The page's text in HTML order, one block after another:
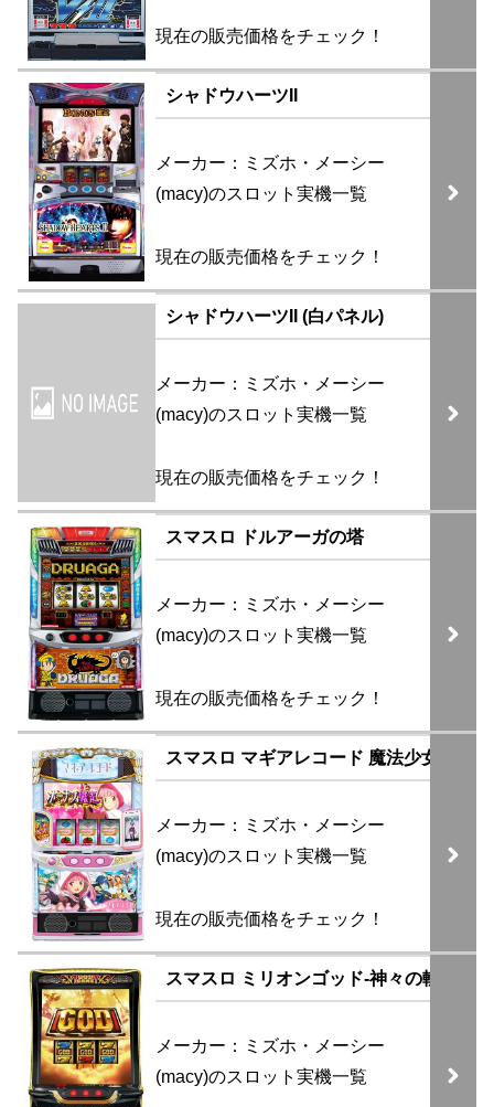
現在の販売価格をチェック！
シャドウハーツII
メーカー：ミズホ・メーシー
(macy)のスロット実機一覧
現在の販売価格をチェック！
シャドウハーツII (白パネル)
メーカー：ミズホ・メーシー
(macy)のスロット実機一覧
現在の販売価格をチェック！
スマスロ ドルアーガの塔
メーカー：ミズホ・メーシー
(macy)のスロット実機一覧
現在の販売価格をチェック！
スマスロ マギアレコード 魔法少女まどか
メーカー：ミズホ・メーシー
(macy)のスロット実機一覧
現在の販売価格をチェック！
スマスロ ミリオンゴッド-神々の軌跡-
メーカー：ミズホ・メーシー
(macy)のスロット実機一覧